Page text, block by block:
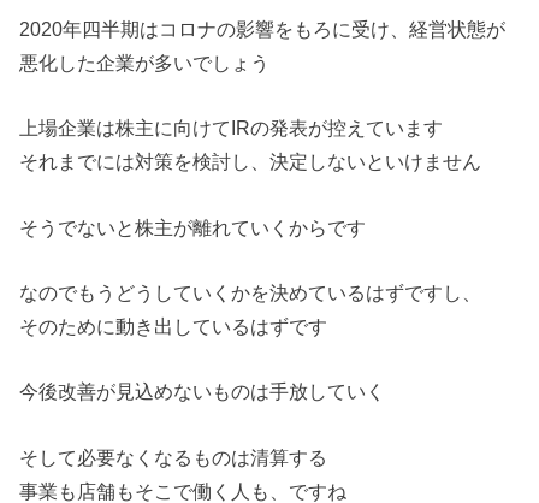
2020年四半期はコロナの影響をもろに受け、経営状態が
悪化した企業が多いでしょう
上場企業は株主に向けてIRの発表が控えています
それまでには対策を検討し、決定しないといけません
そうでないと株主が離れていくからです
なのでもうどうしていくかを決めているはずですし、
そのために動き出しているはずです
今後改善が見込めないものは手放していく
そして必要なくなるものは清算する
事業も店舗もそこで働く人も、ですね